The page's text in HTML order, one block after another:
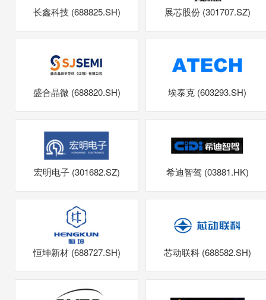
长鑫科技 (688825.SH) 展芯股份 (301707.SZ)
盛合晶微 (688820.SH) 埃泰克 (603293.SH)
宏明电子 (301682.SZ) 希迪智驾 (03881.HK)
恒坤新材 (688727.SH) 芯动联科 (688582.SH)